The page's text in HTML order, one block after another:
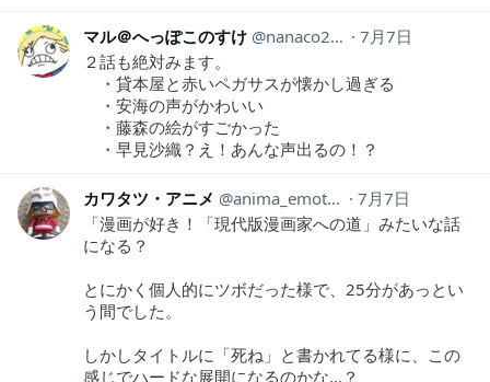
マル＠へっぽこのすけ nanaco2019
7月7日
２話も絶対みます。
・貸本屋と赤いペガサスが懐かし過ぎる
・安海の声がかわいい
・藤森の絵がすごかった
・早見沙織？え！あんな声出るの！？
カワタツ・アニメ anima_emotion
7月7日
「漫画が好き！「現代版漫画家への道」みたいな話
になる？
とにかく個人的にツボだった様で、25分があっとい
う間でした。
しかしタイトルに「死ね」と書かれてる様に、この
感じでハードな展開になるのかな…？